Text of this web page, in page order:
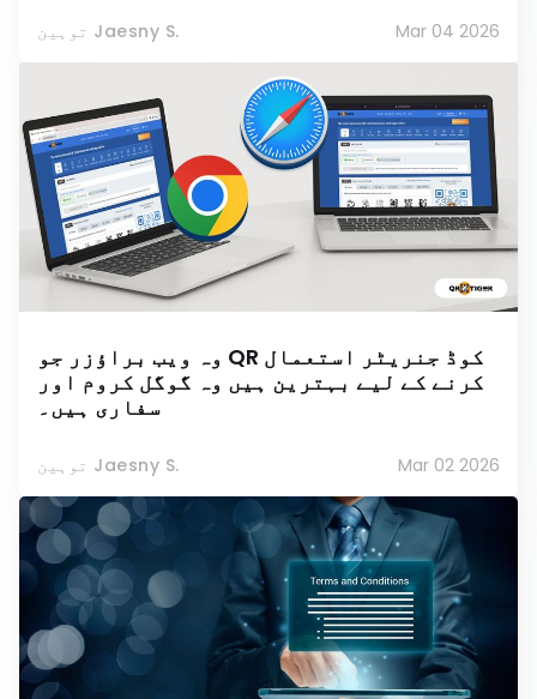
توہین Jaesny S. Mar 04 2026
وہ ویب براؤزر جو QR کوڈ جنریٹر استعمال
کرنے کے لیے بہترین ہیں وہ گوگل کروم اور
سفاری ہیں۔
توہین Jaesny S. Mar 02 2026